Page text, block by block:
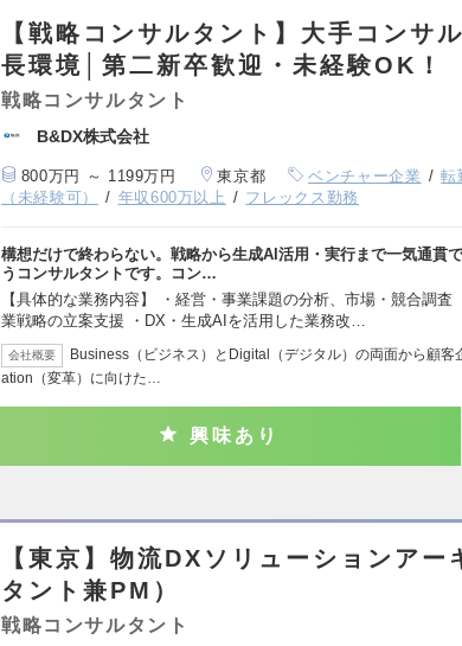
【戦略コンサルタント】大手コンサ
長環境│第二新卒歓迎・未経験OK！
戦略コンサルタント
B&DX株式会社
800万円 ～ 1199万円 東京都 ベンチャー企業 転
（未経験可）
年収600万以上 フレックス勤務
構想だけで終わらない。戦略から生成AI活用・実行まで一気通貫
うコンサルタントです。コン…
【具体的な業務内容】 ・経営・事業課題の分析、市場・競合調査
業戦略の立案支援 ・DX・生成AIを活用した業務改…
会社概要
Business（ビジネス）とDigital（デジタル）の両面から顧客
ation（変革）に向けた…
興味あり
【東京】物流DXソリューションア
タント兼PM）
戦略コンサルタント